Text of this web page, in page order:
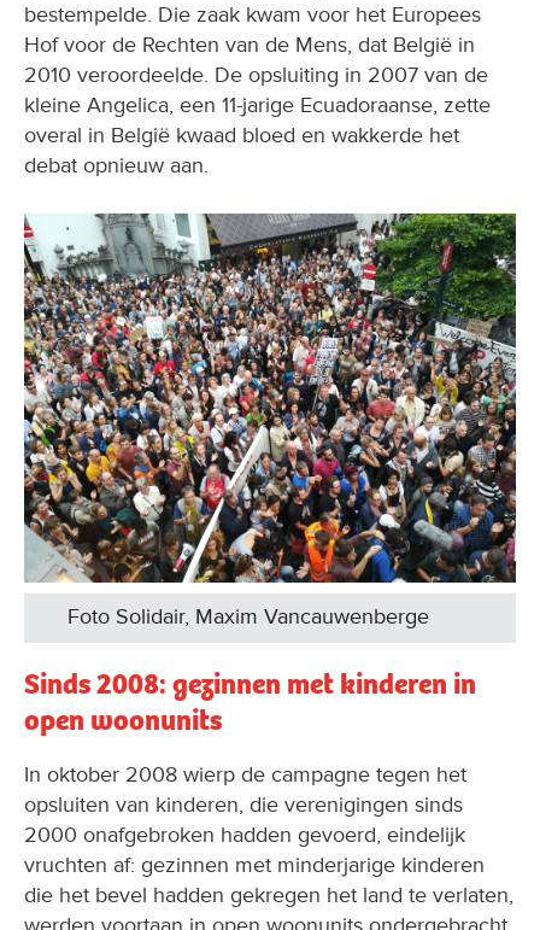
bestempelde. Die zaak kwam voor het Europees
Hof voor de Rechten van de Mens, dat België in
2010 veroordeelde. De opsluiting in 2007 van de
kleine Angelica, een 11-jarige Ecuadoraanse, zette
overal in België kwaad bloed en wakkerde het
debat opnieuw aan.
Foto Solidair, Maxim Vancauwenberge
Sinds 2008: gezinnen met kinderen in
open woonunits
In oktober 2008 wierp de campagne tegen het
opsluiten van kinderen, die verenigingen sinds
2000 onafgebroken hadden gevoerd, eindelijk
vruchten af: gezinnen met minderjarige kinderen
die het bevel hadden gekregen het land te verlaten,